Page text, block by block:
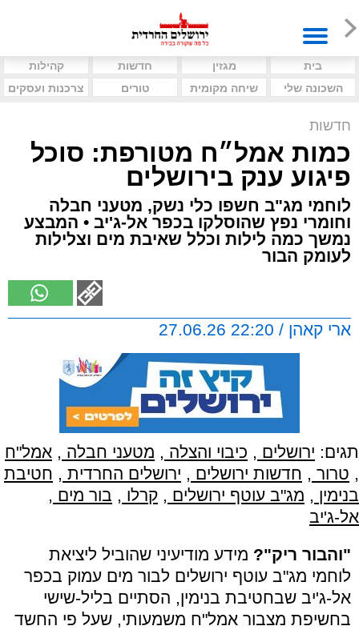
בית מגזין חדשות
קהילות
השכונה שלי
שיחה מקומית טורים צרכנות ועסקים
חדשות
כמות אמל״ח מטורפת: סוכל
פיגוע ענק בירושלים
לוחמי מג"ב חשפו כלי נשק, מטעני חבלה
וחומרי נפץ שהוסלקו בכפר אל-ג'יב • המבצע
נמשך כמה לילות וכלל שאיבת מים וצלילות
לעומק הבור
ארי קאהן / 22:20 27.06.26
תגים: ירושלים , כיבוי והצלה , מטעני חבלה , אמל"ח
, טרור , חדשות ירושלים , ירושלים החרדית , חטיבת
בנימין , מג"ב עוטף ירושלים , קרלו , בור מים ,
אל-ג'יב
"והבור ריק"? מידע מודיעיני שהוביל ליציאת
לוחמי מג"ב עוטף ירושלים לבור מים עמוק בכפר
אל-ג'יב שבחטיבת בנימין, הסתיים בליל-שישי
בחשיפת מצבור אמל"ח משמעותי, שעל פי החשד